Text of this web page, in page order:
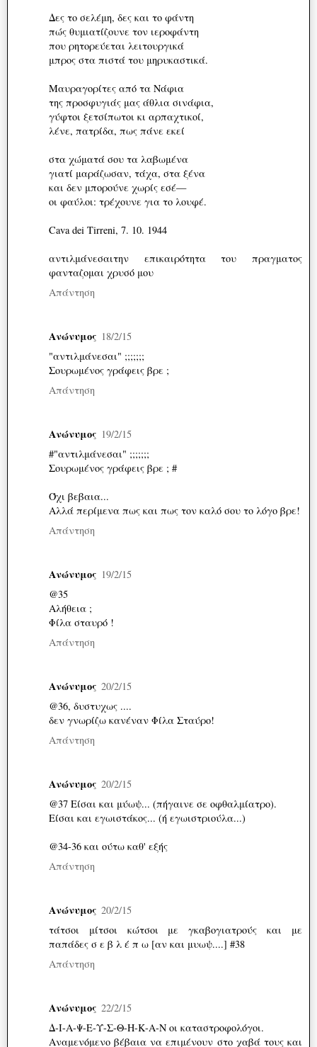
Δες το σελέμη, δες και το φάντη
πώς θυμιατίζουνε τον ιεροφάντη
που ρητορεύεται λειτουργικά
μπρος στα πιστά του μηρυκαστικά.
Μαυραγορίτες από τα Νάφια
της προσφυγιάς μας άθλια σινάφια,
γύφτοι ξετσίπωτοι κι αρπαχτικοί,
λένε, πατρίδα, πως πάνε εκεί
στα χώματά σου τα λαβωμένα
γιατί μαράζωσαν, τάχα, στα ξένα
και δεν μπορούνε χωρίς εσέ—
οι φαύλοι: τρέχουνε για το λουφέ.
Cava dei Tirreni, 7. 10. 1944
αντιλμάνεσαιτην επικαιρότητα του πραγματος
φανταζομαι χρυσό μου
Απάντηση
Ανώνυμος 18/2/15
"αντιλμάνεσαι" ;;;;;;;
Σουρωμένος γράφεις βρε ;
Απάντηση
Ανώνυμος 19/2/15
#"αντιλμάνεσαι" ;;;;;;;
Σουρωμένος γράφεις βρε ; #
Όχι βεβαια...
Αλλά περίμενα πως και πως τον καλό σου το λόγο βρε!
Απάντηση
Ανώνυμος 19/2/15
@35
Αλήθεια ;
Φίλα σταυρό !
Απάντηση
Ανώνυμος 20/2/15
@36, δυστυχως ....
δεν γνωρίζω κανέναν Φίλα Σταύρο!
Απάντηση
Ανώνυμος 20/2/15
@37 Είσαι και μύωψ... (πήγαινε σε οφθαλμίατρο).
Είσαι και εγωιστάκος... (ή εγωιστριούλα...)
@34-36 και ούτω καθ' εξής
Απάντηση
Ανώνυμος 20/2/15
τάτσοι μίτσοι κώτσοι με γκαβογιατρούς και με
παπάδες σ ε β λ έ π ω [αν και μυωψ....] #38
Απάντηση
Ανώνυμος 22/2/15
Δ-Ι-Α-Ψ-Ε-Υ-Σ-Θ-Η-Κ-Α-Ν οι καταστροφολόγοι.
Αναμενόμενο βέβαια να επιμένουν στο χαβά τους και